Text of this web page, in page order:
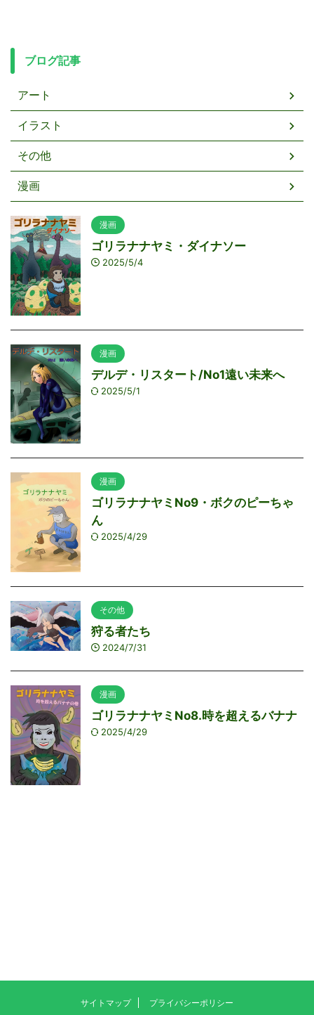
ブログ記事
アート
イラスト
その他
漫画
漫画
ゴリラナナヤミ・ダイナソー
2025/5/4
漫画
デルデ・リスタート/No1遠い未来へ
2025/5/1
漫画
ゴリラナナヤミNo9・ボクのピーちゃ
ん
2025/4/29
その他
狩る者たち
2024/7/31
漫画
ゴリラナナヤミNo8.時を超えるバナナ
2025/4/29
サイトマップ プライバシーポリシー